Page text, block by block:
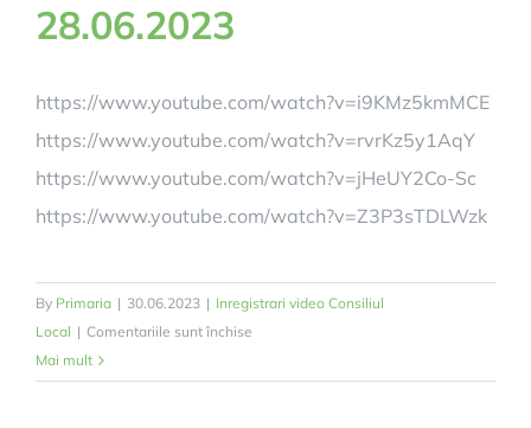
28.06.2023
https://www.youtube.com/watch?v=i9KMz5kmMCE
https://www.youtube.com/watch?v=rvrKz5y1AqY
https://www.youtube.com/watch?v=jHeUY2Co-Sc
https://www.youtube.com/watch?v=Z3P3sTDLWzk
By Primaria | 30.06.2023 | Inregistrari video Consiliul
Local | Comentariile sunt închise
ordinară
Mai mult